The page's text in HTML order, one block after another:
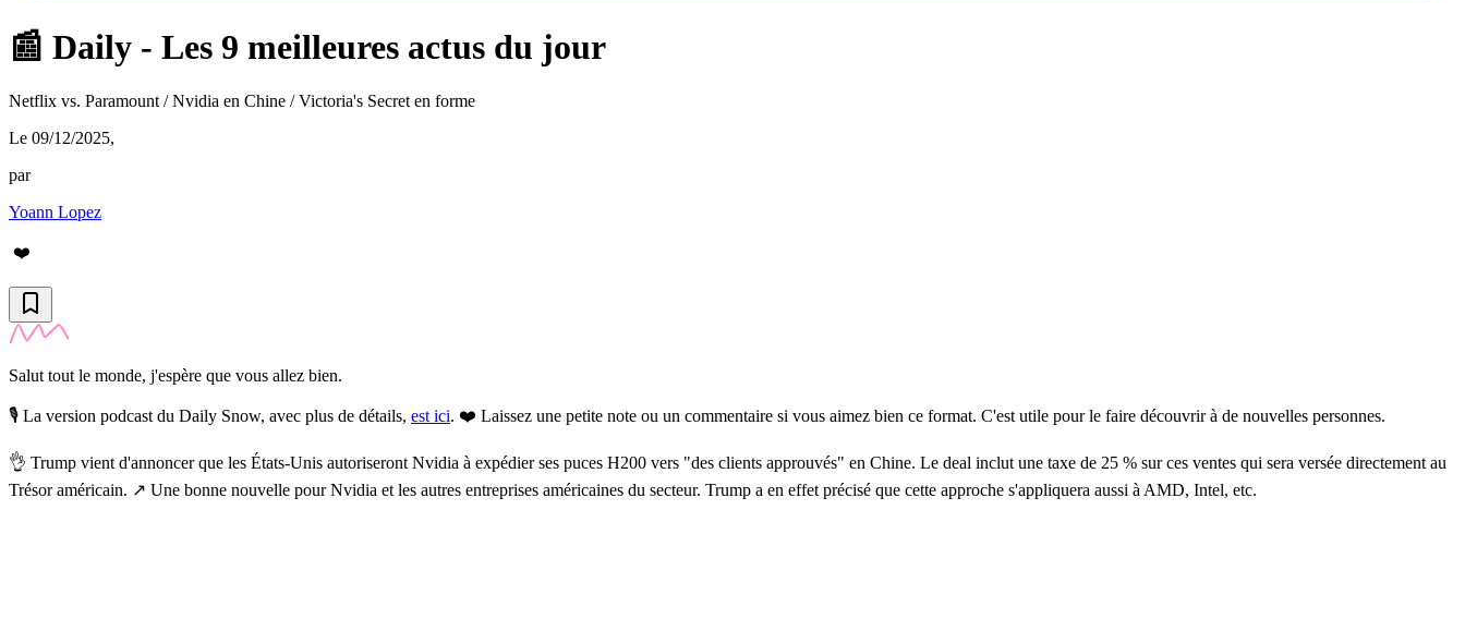
📰 Daily - Les 9 meilleures actus du jour
Netflix vs. Paramount / Nvidia en Chine / Victoria's Secret en forme
Le 09/12/2025,
par
Yoann Lopez
❤️
Salut tout le monde, j'espère que vous allez bien.
🎙️ La version podcast du Daily Snow, avec plus de détails, est ici. ❤️ Laissez une petite note ou un commentaire si vous aimez bien ce format. C'est utile pour le faire découvrir à de nouvelles personnes.
👌 Trump vient d'annoncer que les États-Unis autoriseront Nvidia à expédier ses puces H200 vers "des clients approuvés" en Chine. Le deal inclut une taxe de 25 % sur ces ventes qui sera versée directement au
Trésor américain. ↗️ Une bonne nouvelle pour Nvidia et les autres entreprises américaines du secteur. Trump a en effet précisé que cette approche s'appliquera aussi à AMD, Intel, etc.